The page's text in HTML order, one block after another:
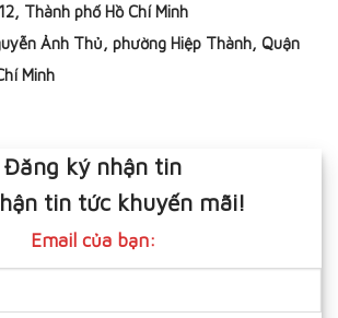
Thành phố Hồ Chí Minh
Ảnh Thủ, phường Hiệp Thành, Quận
Minh
Đăng ký nhận tin
tin tức khuyến mãi!
Email của bạn: